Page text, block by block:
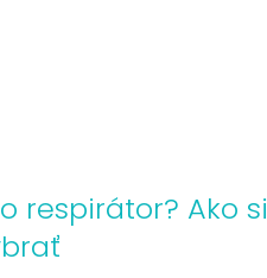
respirátor? Ako si